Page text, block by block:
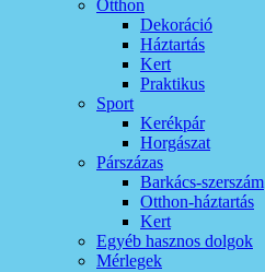
Otthon
Dekoráció
Háztartás
Kert
Praktikus
Sport
Kerékpár
Horgászat
Párszázas
Barkács-szerszám
Otthon-háztartás
Kert
Egyéb hasznos dolgok
Mérlegek